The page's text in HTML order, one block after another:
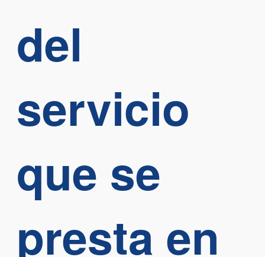
del
servicio
que se
presta en